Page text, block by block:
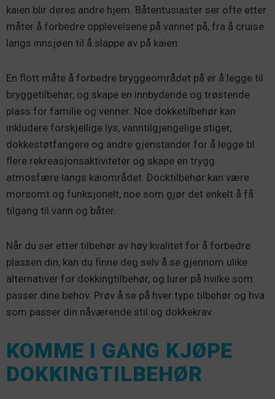
kaien blir deres andre hjem. Båtentusiaster ser ofte etter
måter å forbedre opplevelsene på vannet på, fra å cruise
langs innsjøen til å slappe av på kaien.
En flott måte å forbedre bryggeområdet på er å legge til
bryggetilbehør, og skape en innbydende og trøstende
plass for familie og venner. Noe dokketilbehør kan
inkludere forskjellige lys, vanntilgjengelige stiger,
dokkestøtfangere og andre gjenstander for å legge til
flere rekreasjonsaktiviteter og skape en trygg
atmosfære langs kaiområdet. Docktilbehør kan være
morsomt og funksjonelt, noe som gjør det enkelt å få
tilgang til vann og båter.
Når du ser etter tilbehør av høy kvalitet for å forbedre
plassen din, kan du finne deg selv å se gjennom ulike
alternativer for dokkingtilbehør, og lurer på hvilke som
passer dine behov. Prøv å se på hver type tilbehør og hva
som passer din nåværende stil og dokkekrav.
KOMME I GANG KJØPE
DOKKINGTILBEHØR